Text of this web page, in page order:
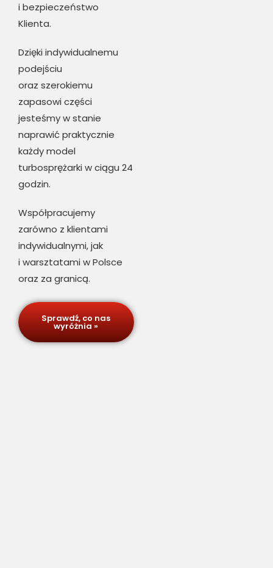
i bezpieczeństwo
Klienta.
Dzięki indywidualnemu
podejściu
oraz szerokiemu
zapasowi części
jesteśmy w stanie
naprawić praktycznie
każdy model
turbosprężarki w ciągu 24
godzin.
Współpracujemy
zarówno z klientami
indywidualnymi, jak
i warsztatami w Polsce
oraz za granicą.
Sprawdź, co nas
wyróżnia »